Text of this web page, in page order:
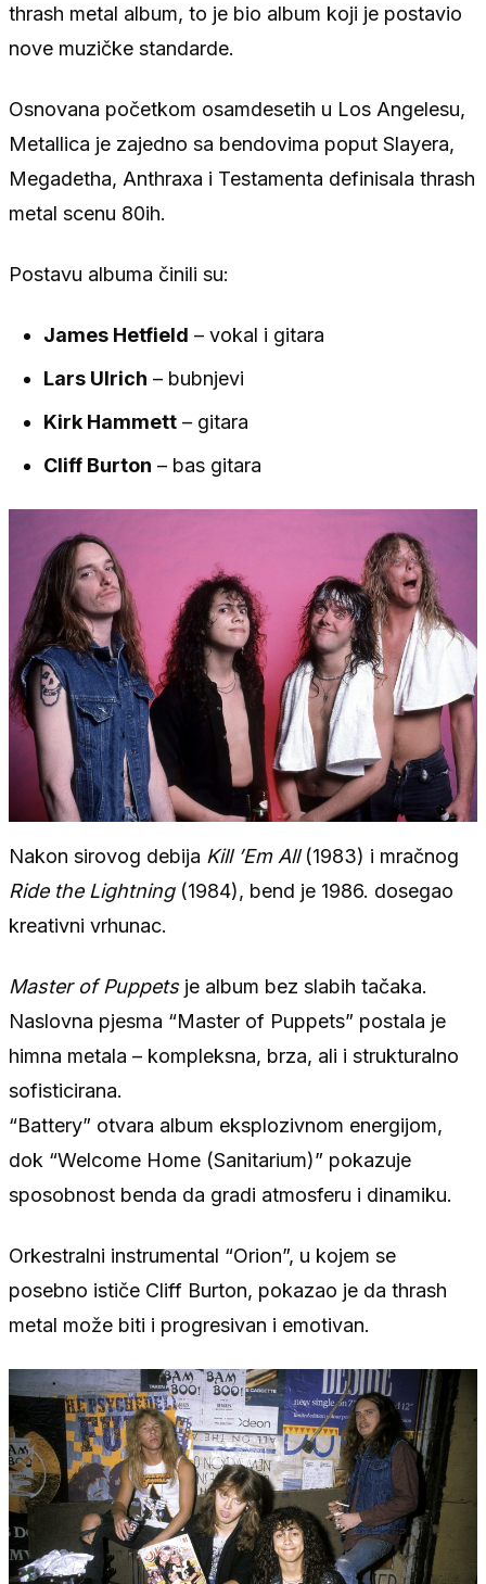
thrash metal album, to je bio album koji je postavio
nove muzičke standarde.
Osnovana početkom osamdesetih u Los Angelesu,
Metallica je zajedno sa bendovima poput Slayera,
Megadetha, Anthraxa i Testamenta definisala thrash
metal scenu 80ih.
Postavu albuma činili su:
James Hetfield – vokal i gitara
Lars Ulrich – bubnjevi
Kirk Hammett – gitara
Cliff Burton – bas gitara
Nakon sirovog debija Kill ’Em All(1983) i mračnog
Ride the Lightning(1984), bend je 1986. dosegao
kreativni vrhunac.
Master of Puppetsje album bez slabih tačaka.
Naslovna pjesma “Master of Puppets” postala je
himna metala – kompleksna, brza, ali i strukturalno
sofisticirana.
“Battery” otvara album eksplozivnom energijom,
dok “Welcome Home (Sanitarium)” pokazuje
sposobnost benda da gradi atmosferu i dinamiku.
Orkestralni instrumental “Orion”, u kojem se
posebno ističe Cliff Burton, pokazao je da thrash
metal može biti i progresivan i emotivan.